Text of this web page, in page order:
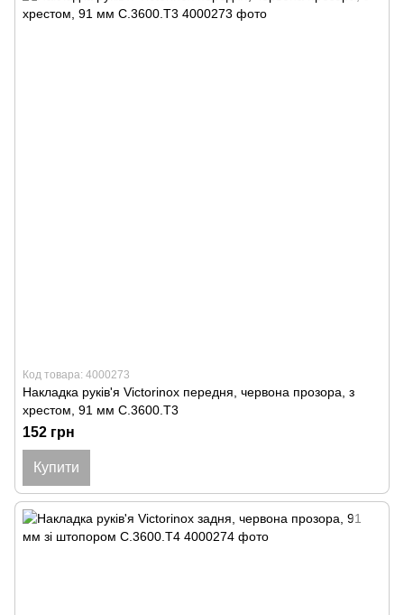
Код товара: 4000273
Накладка руків'я Victorinox передня, червона прозора, з
хрестом, 91 мм C.3600.T3
152 грн
Купити